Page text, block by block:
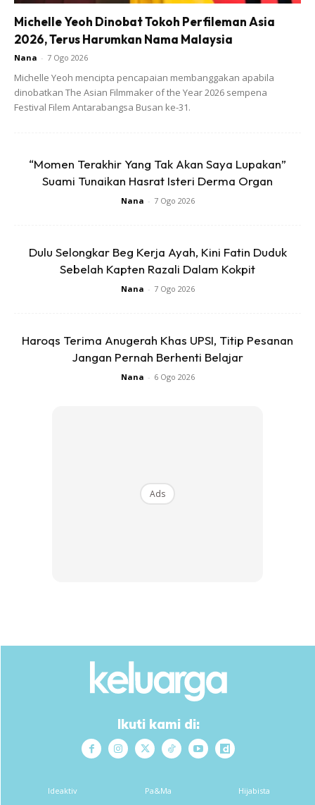
jumpa.Selepas tamat matrikulasi, saya sambung pengajian
peringkat ijazah sarjana muda dekat Universiti Malaysia
Pahang (UMP),
memang jarang jumpa” ujarnya.
Ads
alasan untuk dia dan pasangannya mengambil kesempatan
di atas kesetiaan masing-masing.
setiap perkara seperti pergi ke mana, jumpa siapa, buat
apa semua kami sentiasa update each other. Kalau
Ads
Michelle Yeoh Dinobat Tokoh Perfileman Asia
2026, Terus Harumkan Nama Malaysia
Nana - 7 Ogo 2026
Michelle Yeoh mencipta pencapaian membanggakan apabila
dinobatkan The Asian Filmmaker of the Year 2026 sempena
Festival Filem Antarabangsa Busan ke-31.
“Momen Terakhir Yang Tak Akan Saya Lupakan”
Suami Tunaikan Hasrat Isteri Derma Organ
Nana - 7 Ogo 2026
Dulu Selongkar Beg Kerja Ayah, Kini Fatin Duduk
Sebelah Kapten Razali Dalam Kokpit
Nana - 7 Ogo 2026
Haroqs Terima Anugerah Khas UPSI, Titip Pesanan
Jangan Pernah Berhenti Belajar
Nana - 6 Ogo 2026
Ads
Ikuti kami di:
Ideaktiv Pa&Ma Hijabista